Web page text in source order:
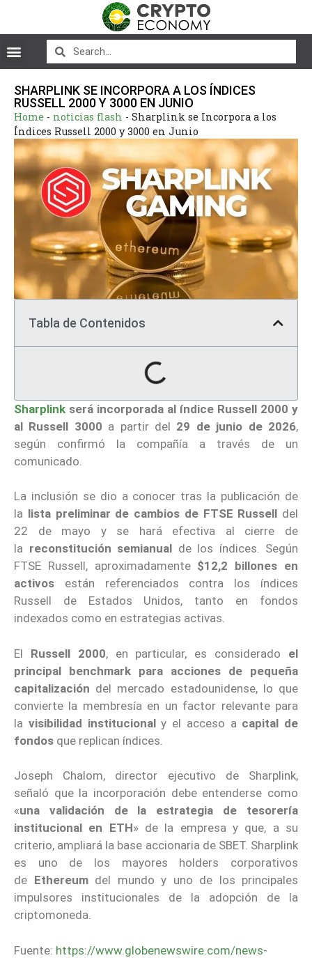
SHARPLINK SE INCORPORA A LOS ÍNDICES
RUSSELL 2000 Y 3000 EN JUNIO
Home - noticias flash - Sharplink se Incorpora a los
Índices Russell 2000 y 3000 en Junio
Tabla de Contenidos
Sharplink será incorporada al índice Russell 2000 y
al Russell 3000 a partir del 29 de junio de 2026,
según confirmó la compañía a través de un
comunicado.
La inclusión se dio a conocer tras la publicación de
la lista preliminar de cambios de FTSE Russell del
22 de mayo y se hará efectiva al cierre de
la reconstitución semianual de los índices. Según
FTSE Russell, aproximadamente $12,2 billones en
activos están referenciados contra los índices
Russell de Estados Unidos, tanto en fondos
indexados como en estrategias activas.
El Russell 2000, en particular, es considerado el
principal benchmark para acciones de pequeña
capitalización del mercado estadounidense, lo que
convierte la membresía en un factor relevante para
la visibilidad institucionaly el acceso a capital de
fondos que replican índices.
Joseph Chalom, director ejecutivo de Sharplink,
señaló que la incorporación debe entenderse como
«una validación de la estrategia de tesorería
institucional en ETH» de la empresa y que, a su
criterio, ampliará la base accionaria de SBET. Sharplink
es uno de los mayores holders corporativos
de Ethereum del mundo y uno de los principales
impulsores institucionales de la adopción de la
criptomoneda.
Fuente: https://www.globenewswire.com/news-